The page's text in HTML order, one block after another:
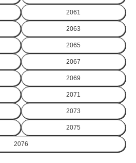
2061
2063
2065
2067
2069
2071
2073
2075
2076